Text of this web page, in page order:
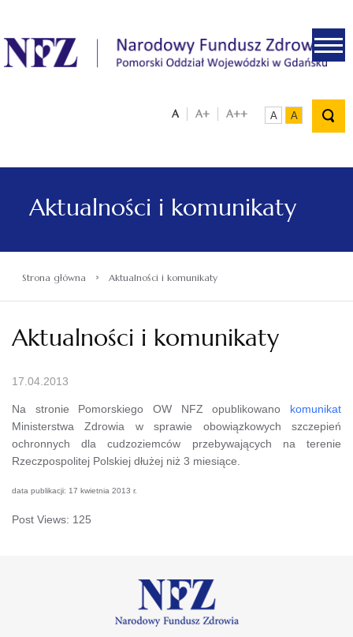
.
A A+ A++ A A
Aktualności i komunikaty
Strona główna › Aktualności i komunikaty
Aktualności i komunikaty
17.04.2013
Na stronie Pomorskiego OW NFZ opublikowano komunikat
Ministerstwa Zdrowia w sprawie obowiązkowych szczepień
ochronnych dla cudzoziemców przebywających na terenie
Rzeczpospolitej Polskiej dłużej niż 3 miesiące.
data publikacji: 17 kwietnia 2013 r.
Post Views: 125